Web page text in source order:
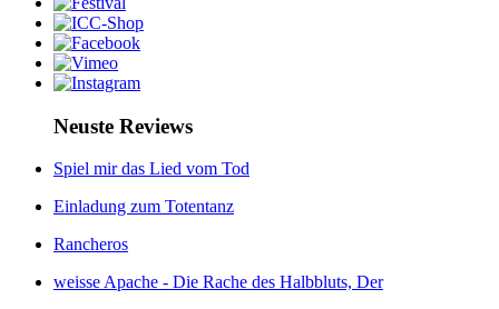
Neuste Reviews
Spiel mir das Lied vom Tod
Einladung zum Totentanz
Rancheros
weisse Apache - Die Rache des Halbbluts, Der